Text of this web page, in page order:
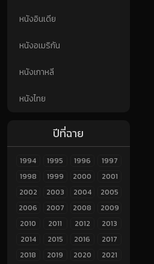
หนังอินเดีย
หนังอเมริกัน
หนังเกาหลี
หนังไทย
ปีที่ฉาย
1994 1995 1996
1997
1998
1999 2000
2001
2002
2003 2004
2005
2006
2007 2008
2009
2010
2011 2012
2013
2014
2015 2016
2017
2018
2019 2020
2021